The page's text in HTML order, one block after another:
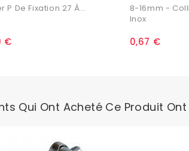
P De Fixation 27 À...
€
8-16mm -
Inox
0,67 €
Qui Ont Acheté Ce Produit